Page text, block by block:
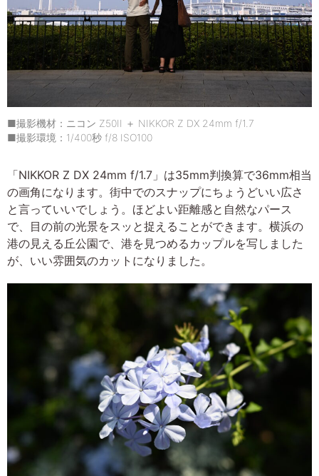
■撮影機材：ニコン Z50II ＋ NIKKOR Z DX 24mm f/1.7
■撮影環境：1/400秒 f/8 ISO100
「NIKKOR Z DX 24mm f/1.7」は35mm判換算で36mm相当
の画角になります。街中でのスナップにちょうどいい広さ
と言っていいでしょう。ほどよい距離感と自然なパース
で、目の前の光景をスッと捉えることができます。横浜の
港の見える丘公園で、港を見つめるカップルを写しました
が、いい雰囲気のカットになりました。